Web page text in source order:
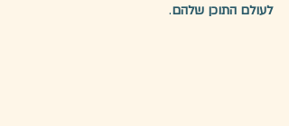
לעולם התוכן שלהם.